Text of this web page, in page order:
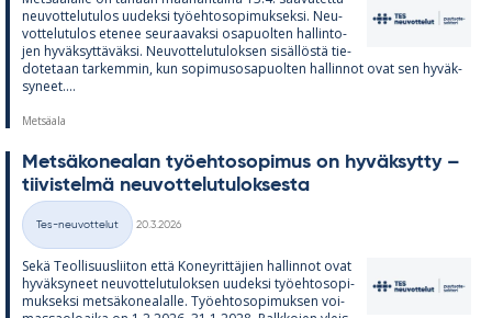
neu­vot­te­lu­tu­los uu­deksi työ­eh­to­so­pi­muk­seksi. Neu­
vot­te­lu­tu­los ete­nee seu­raa­vaksi os­a­puol­ten hal­lin­to­
jen hy­väk­syt­tä­väksi. Neu­vot­te­lu­tu­lok­sen si­säl­löstä tie­
do­te­taan tar­kem­min, kun so­pi­mus­os­a­puol­ten hal­lin­not ovat sen hy­väk­
sy­neet....
Metsäala
Met­sä­ko­nea­lan työ­eh­to­so­pi­mus on hy­väk­sytty –
tii­vis­telmä neu­vot­te­lu­tu­lok­sesta
Kategoriat
Tes-neuvottelut
20.3.2026
Sekä Teol­li­suus­lii­ton että Ko­ney­rit­tä­jien hal­lin­not ovat
hy­väk­sy­neet neu­vot­te­lu­tu­lok­sen uu­deksi työ­eh­to­so­pi­
muk­seksi met­sä­ko­nea­lalle. Työ­eh­to­so­pi­muk­sen voi­